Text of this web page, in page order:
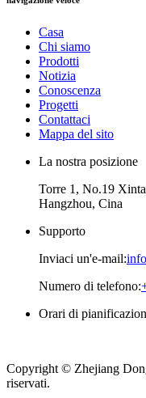
Casa
Chi siamo
Prodotti
Notizia
Conoscenza
Progetti
Contattaci
Mappa del sito
La nostra posizione
Torre 1, No.19
Hangzhou, Cina
Supporto
Inviaci un'e-mail:
Numero di telefono:
Orari di
Copyright © Zhejiang
riservati.